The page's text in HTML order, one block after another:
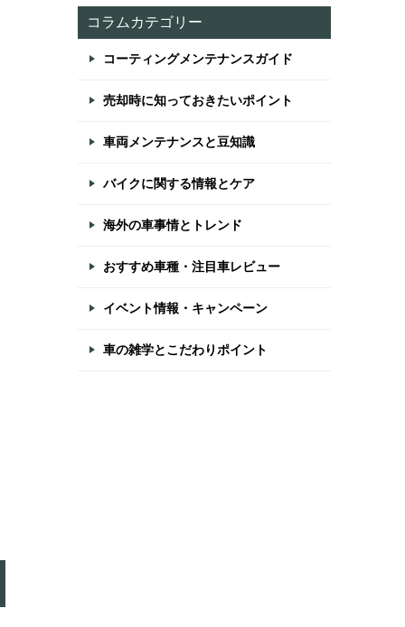
コラムカテゴリー
コーティングメンテナンスガイド
売却時に知っておきたいポイント
車両メンテナンスと豆知識
バイクに関する情報とケア
海外の車事情とトレンド
おすすめ車種・注目車レビュー
イベント情報・キャンペーン
車の雑学とこだわりポイント